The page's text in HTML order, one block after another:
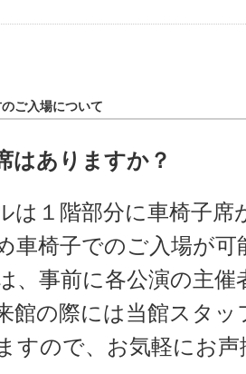
ご入場について
はありますか？
は１階部分に車椅子
車椅子でのご入場が
、事前に各公演の主
館の際には当館スタ
すので、お気軽にお